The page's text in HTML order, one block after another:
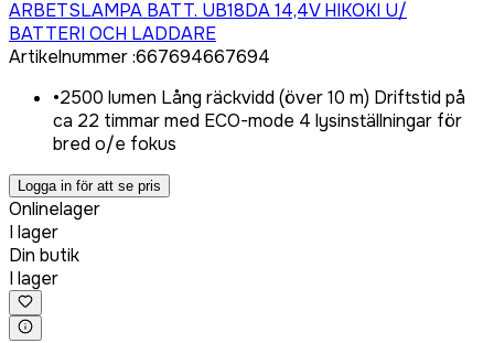
ARBETSLAMPA BATT. UB18DA 14,4V HIKOKI U/
BATTERI OCH LADDARE
Artikelnummer:667694667694
•2500 lumen Lång räckvidd (över 10 m) Driftstid på
ca 22 timmar med ECO-mode 4 lysinställningar för
bred o/e fokus
Logga in för att se pris
Onlinelager
I lager
Din butik
I lager